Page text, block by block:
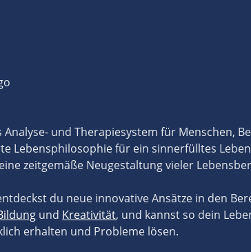
Analyse- und Therapiesystem für Menschen,
Lebensphilosophie für ein sinnerfülltes
zeitgemäße Neugestaltung vieler
du neue innovative Ansätze in den
und Kreativität, und kannst so dein
erhalten und Probleme lösen.